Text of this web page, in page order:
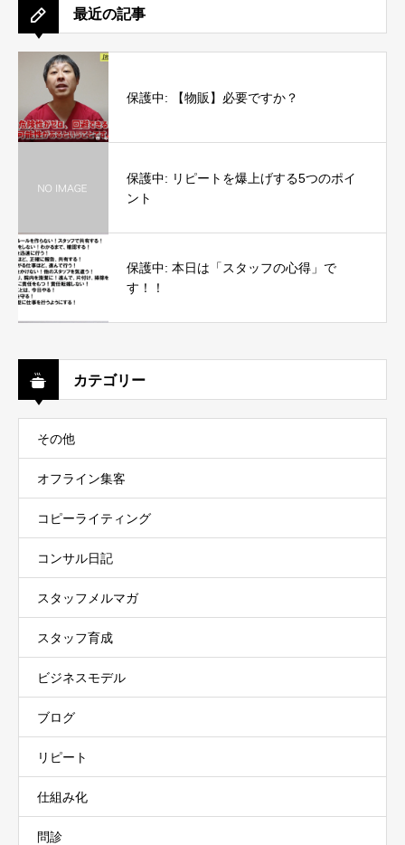
最近の記事
保護中: 【物販】必要ですか？
保護中: リピートを爆上げする5つのポイ
ント
保護中: 本日は「スタッフの心得」で
す！！
カテゴリー
その他
オフライン集客
コピーライティング
コンサル日記
スタッフメルマガ
スタッフ育成
ビジネスモデル
ブログ
リピート
仕組み化
問診